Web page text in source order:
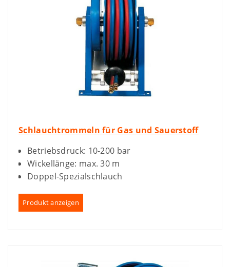
Schlauchtrommeln für Gas und Sauerstoff
Betriebsdruck: 10-200 bar
Wickellänge: max. 30 m
Doppel-Spezialschlauch
Produkt anzeigen